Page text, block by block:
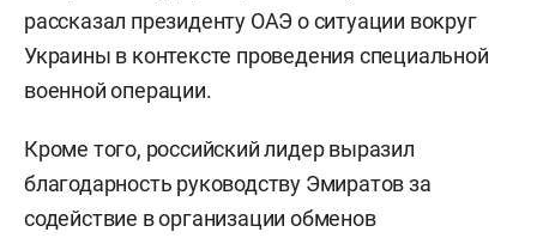
рассказал президенту ОАЭ о ситуации вокруг
Украины в контексте проведения специальной
военной операции.
Кроме того, российский лидер выразил
благодарность руководству Эмиратов за
содействие в организации обменов